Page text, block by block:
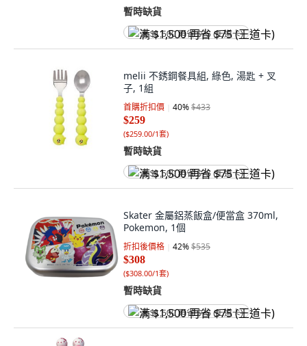
暫時缺貨
满 $1,500 再省 $75 (王道卡)
melii 不銹鋼餐具組, 綠色, 湯匙 + 叉
子, 1組
首購折扣價 40%$433
$259
($259.00/1套)
暫時缺貨
满 $1,500 再省 $75 (王道卡)
Skater 金屬鋁蒸飯盒/便當盒 370ml,
Pokemon, 1個
折扣後價格 42%$535
$308
($308.00/1套)
暫時缺貨
满 $1,500 再省 $75 (王道卡)